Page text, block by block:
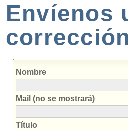
Envíenos
corrección
Nombre
Mail (no se mostrará)
Título